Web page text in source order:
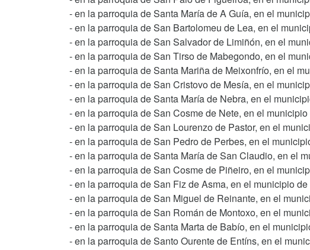
- en la parroquia de Santa María de A Guía, en el
- en la parroquia de San Bartolomeu de Lea, en el
- en la parroquia de San Salvador de Limiñón, en el
- en la parroquia de San Tirso de Mabegondo, en el
- en la parroquia de Santa Mariña de Meixonfrío, en el
- en la parroquia de San Cristovo de Mesía, en el
- en la parroquia de Santa María de Nebra, en el
- en la parroquia de San Cosme de Nete, en el
- en la parroquia de San Lourenzo de Pastor, en el
- en la parroquia de San Pedro de Perbes, en el
- en la parroquia de Santa María de San Claudio, en el
- en la parroquia de San Cosme de Piñeiro, en el
- en la parroquia de San Fiz de Asma, en el municipio
- en la parroquia de San Miguel de Reinante, en el
- en la parroquia de San Román de Montoxo, en el
- en la parroquia de Santa Marta de Babío, en el
- en la parroquia de Santo Ourente de Entíns, en el